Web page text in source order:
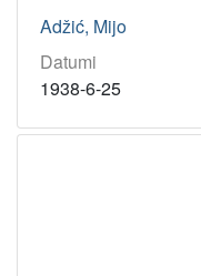
Adžić, Mijo
Datumi
1938-6-25